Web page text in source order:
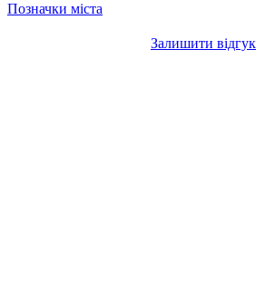
Позначки міста
Залишити відгук